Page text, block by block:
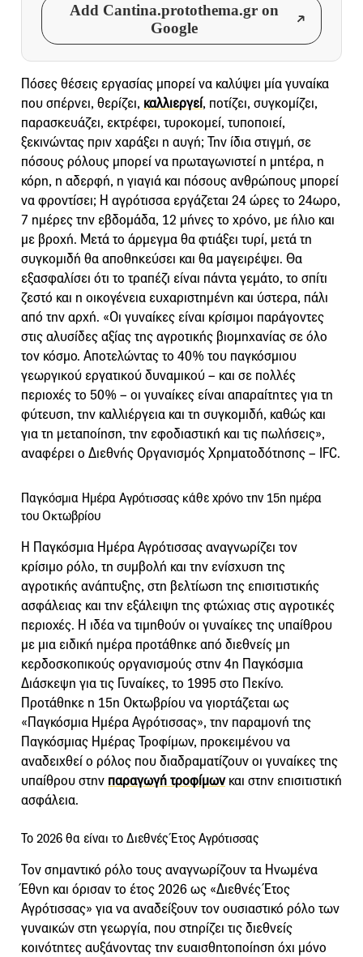
Add Cantina.protothema.gr on
Google
Πόσες θέσεις εργασίας μπορεί να καλύψει μία γυναίκα
που σπέρνει, θερίζει, καλλιεργεί, ποτίζει, συγκομίζει,
παρασκευάζει, εκτρέφει, τυροκομεί, τυποποιεί,
ξεκινώντας πριν χαράξει η αυγή; Την ίδια στιγμή, σε
πόσους ρόλους μπορεί να πρωταγωνιστεί η μητέρα, η
κόρη, η αδερφή, η γιαγιά και πόσους ανθρώπους μπορεί
να φροντίσει; Η αγρότισσα εργάζεται 24 ώρες το 24ωρο,
7 ημέρες την εβδομάδα, 12 μήνες το χρόνο, με ήλιο και
με βροχή. Μετά το άρμεγμα θα φτιάξει τυρί, μετά τη
συγκομιδή θα αποθηκεύσει και θα μαγειρέψει. Θα
εξασφαλίσει ότι το τραπέζι είναι πάντα γεμάτο, το σπίτι
ζεστό και η οικογένεια ευχαριστημένη και ύστερα, πάλι
από την αρχή. «Οι γυναίκες είναι κρίσιμοι παράγοντες
στις αλυσίδες αξίας της αγροτικής βιομηχανίας σε όλο
τον κόσμο. Αποτελώντας το 40% του παγκόσμιου
γεωργικού εργατικού δυναμικού – και σε πολλές
περιοχές το 50% – οι γυναίκες είναι απαραίτητες για τη
φύτευση, την καλλιέργεια και τη συγκομιδή, καθώς και
για τη μεταποίηση, την εφοδιαστική και τις πωλήσεις»,
αναφέρει ο Διεθνής Οργανισμός Χρηματοδότησης – IFC.
Παγκόσμια Ημέρα Αγρότισσας κάθε χρόνο την 15η ημέρα
του Οκτωβρίου
Η Παγκόσμια Ημέρα Αγρότισσας αναγνωρίζει τον
κρίσιμο ρόλο, τη συμβολή και την ενίσχυση της
αγροτικής ανάπτυξης, στη βελτίωση της επισιτιστικής
ασφάλειας και την εξάλειψη της φτώχιας στις αγροτικές
περιοχές. Η ιδέα να τιμηθούν οι γυναίκες της υπαίθρου
με μια ειδική ημέρα προτάθηκε από διεθνείς μη
κερδοσκοπικούς οργανισμούς στην 4η Παγκόσμια
Διάσκεψη για τις Γυναίκες, το 1995 στο Πεκίνο.
Προτάθηκε η 15η Οκτωβρίου να γιορτάζεται ως
«Παγκόσμια Ημέρα Αγρότισσας», την παραμονή της
Παγκόσμιας Ημέρας Τροφίμων, προκειμένου να
αναδειχθεί ο ρόλος που διαδραματίζουν οι γυναίκες της
υπαίθρου στην παραγωγή τροφίμωνκαι στην επισιτιστική
ασφάλεια.
Το 2026 θα είναι το Διεθνές Έτος Αγρότισσας
Τον σημαντικό ρόλο τους αναγνωρίζουν τα Ηνωμένα
Έθνη και όρισαν το έτος 2026 ως «Διεθνές Έτος
Αγρότισσας» για να αναδείξουν τον ουσιαστικό ρόλο των
γυναικών στη γεωργία, που στηρίζει τις διεθνείς
κοινότητες αυξάνοντας την ευαισθητοποίηση όχι μόνο